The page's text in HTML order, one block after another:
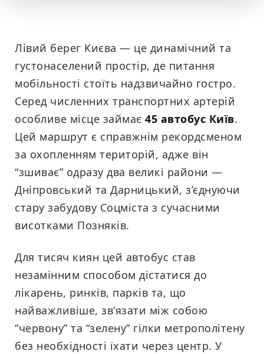
Лівий берег Києва — це динамічний та
густонаселений простір, де питання
мобільності стоїть надзвичайно гостро.
Серед численних транспортних артерій
особливе місце займає 45 автобус Київ.
Цей маршрут є справжнім рекордсменом
за охопленням територій, адже він
“зшиває” одразу два великі райони —
Дніпровський та Дарницький, з’єднуючи
стару забудову Соцміста з сучасними
висотками Позняків.
Для тисяч киян цей автобус став
незамінним способом дістатися до
лікарень, ринків, парків та, що
найважливіше, зв’язати між собою
“червону” та “зелену” гілки метрополітену
без необхідності їхати через центр. У